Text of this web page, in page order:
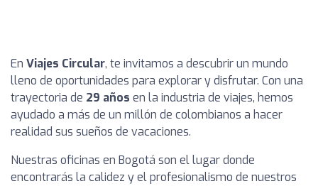
En Viajes Circular, te invitamos a descubrir un mundo
lleno de oportunidades para explorar y disfrutar. Con una
trayectoria de 29 años en la industria de viajes, hemos
ayudado a más de un millón de colombianos a hacer
realidad sus sueños de vacaciones.
Nuestras oficinas en Bogotá son el lugar donde
encontrarás la calidez y el profesionalismo de nuestros